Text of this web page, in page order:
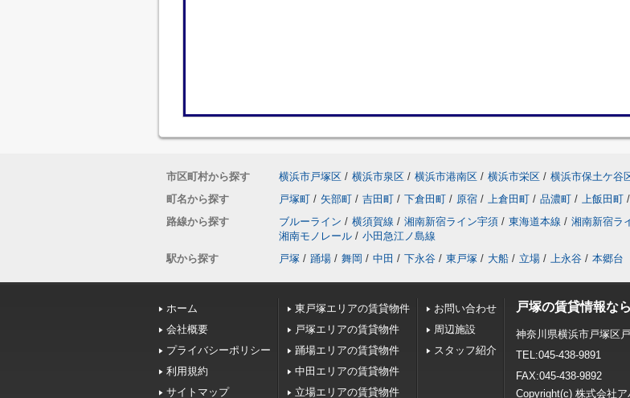
市区町村から探す 横浜市戸塚区 / 横浜市泉区 / 横浜市港南区 / 横浜市栄区 / 横浜市保土ケ谷
町名から探す
戸塚町 / 矢部町 / 吉田町 / 下倉田町 / 原宿 / 上倉田町 / 品濃町 / 上飯田町 /
路線から探す
ブルーライン / 横須賀線 / 湘南新宿ライン宇須 / 東海道本線 / 湘南新宿ラ
湘南モノレール / 小田急江ノ島線
駅から探す
戸塚 / 踊場 / 舞岡 / 中田 / 下永谷 / 東戸塚 / 大船 / 立場 / 上永谷 / 本郷台
ホーム
会社概要
プライバシーポリシー
利用規約
サイトマップ
東戸塚エリアの賃貸物件
戸塚エリアの賃貸物件
踊場エリアの賃貸物件
中田エリアの賃貸物件
立場エリアの賃貸物件
お問い合わせ
周辺施設
スタッフ紹介
戸塚の賃貸情報な
神奈川県横浜市戸塚区
TEL:045-438-9891
FAX:045-438-9892
Copyright(c) 株式会社ア